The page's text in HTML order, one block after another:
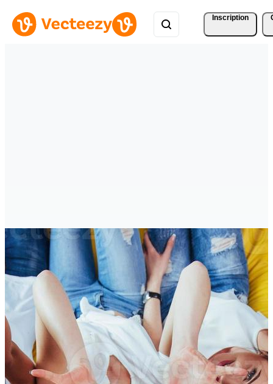
Inscription